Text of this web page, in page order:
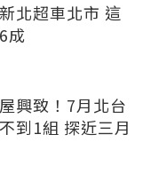
北超車北市 這
成
興致！7月北台
到1組 探近三月